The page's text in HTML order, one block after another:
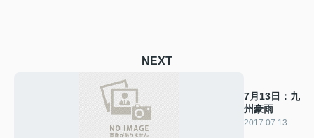
NEXT
7月13日：九
州豪雨
2017.07.13